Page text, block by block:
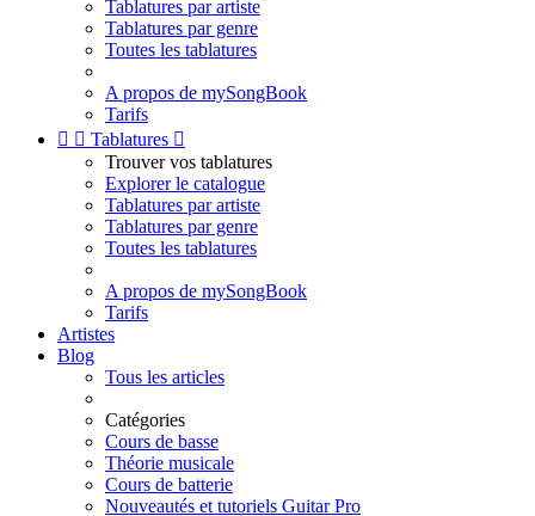
Tablatures par artiste
Tablatures par genre
Toutes les tablatures
A propos de mySongBook
Tarifs
  Tablatures 
Trouver vos tablatures
Explorer le catalogue
Tablatures par artiste
Tablatures par genre
Toutes les tablatures
A propos de mySongBook
Tarifs
Artistes
Blog
Tous les articles
Catégories
Cours de basse
Théorie musicale
Cours de batterie
Nouveautés et tutoriels Guitar Pro